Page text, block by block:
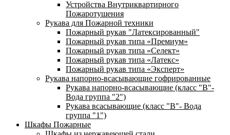
Устройства Внутриквартирного
Пожаротушения
Рукава для Пожарной техники
Пожарный рукав "Латексированный"
Пожарный рукав типа «Премиум»
Пожарный рукав типа «Селект»
Пожарный рукав типа «Латекс»
Пожарный рукав типа «Эксперт»
Рукава напорно-всасывающие гофрированные
Рукава напорно-всасывающие (класс "В"-
Вода группа "2")
Рукава всасывающие (класс "В"- Вода
группа "1")
Шкафы Пожарные